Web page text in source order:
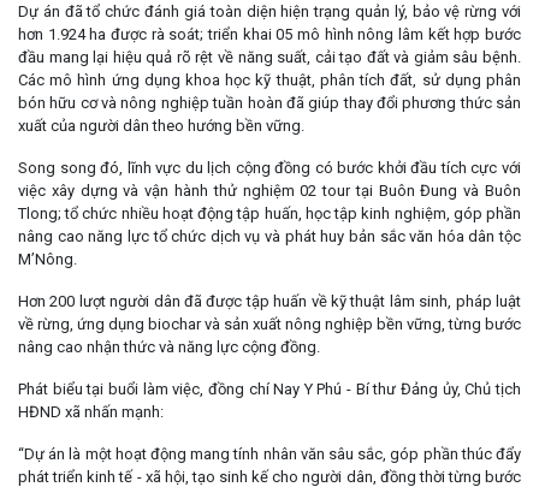
Dự án đã tổ chức đánh giá toàn diện hiện trạng quản lý, bảo vệ rừng với
hơn 1.924 ha được rà soát; triển khai 05 mô hình nông lâm kết hợp bước
đầu mang lại hiệu quả rõ rệt về năng suất, cải tạo đất và giảm sâu bệnh.
Các mô hình ứng dụng khoa học kỹ thuật, phân tích đất, sử dụng phân
bón hữu cơ và nông nghiệp tuần hoàn đã giúp thay đổi phương thức sản
xuất của người dân theo hướng bền vững.
Song song đó, lĩnh vực du lịch cộng đồng có bước khởi đầu tích cực với
việc xây dựng và vận hành thử nghiệm 02 tour tại Buôn Đung và Buôn
Tlong; tổ chức nhiều hoạt động tập huấn, học tập kinh nghiệm, góp phần
nâng cao năng lực tổ chức dịch vụ và phát huy bản sắc văn hóa dân tộc
M’Nông.
Hơn 200 lượt người dân đã được tập huấn về kỹ thuật lâm sinh, pháp luật
về rừng, ứng dụng biochar và sản xuất nông nghiệp bền vững, từng bước
nâng cao nhận thức và năng lực cộng đồng.
Phát biểu tại buổi làm việc, đồng chí Nay Y Phú - Bí thư Đảng ủy, Chủ tịch
HĐND xã nhấn mạnh:
“Dự án là một hoạt động mang tính nhân văn sâu sắc, góp phần thúc đẩy
phát triển kinh tế - xã hội, tạo sinh kế cho người dân, đồng thời từng bước